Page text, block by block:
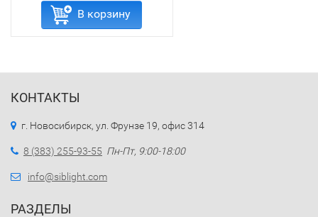
В корзину
КОНТАКТЫ
г. Новосибирск, ул. Фрунзе 19, офис 314
8 (383) 255-93-55 Пн-Пт, 9:00-18:00
info@siblight.com
РАЗДЕЛЫ